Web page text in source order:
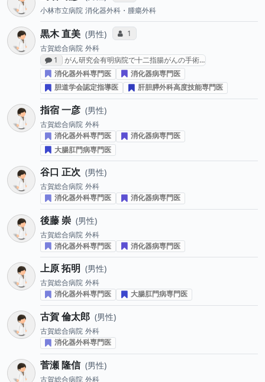
小林市立病院 消化器外科・腫瘍外科
黒木 直美 男性 コミュニケーション・タイプ投票数
1
古賀総合病院 外科
感想投稿数
1
がん研究会有明病院で十二指腸がんの手術…
消化器外科専門医
消化器病専門医
胆道学会認定指導医
肝胆膵外科高度技能専門医
指宿 一彦 男性
古賀総合病院 外科
消化器外科専門医
消化器病専門医
大腸肛門病専門医
谷口 正次 男性
古賀総合病院 外科
消化器外科専門医
消化器病専門医
後藤 崇 男性
古賀総合病院 外科
消化器外科専門医
消化器病専門医
上原 拓明 男性
古賀総合病院 外科
消化器外科専門医
大腸肛門病専門医
古賀 倫太郎 男性
古賀総合病院 外科
消化器外科専門医
菅瀬 隆信 男性
古賀総合病院 外科